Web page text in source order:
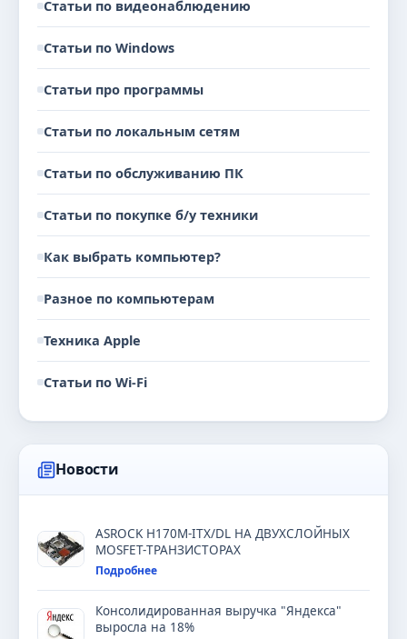
Статьи по видеонаблюдению
Статьи по Windows
Статьи про программы
Статьи по локальным сетям
Статьи по обслуживанию ПК
Статьи по покупке б/у техники
Как выбрать компьютер?
Разное по компьютерам
Техника Apple
Статьи по Wi-Fi
Новости
ASROCK H170M-ITX/DL НА ДВУХСЛОЙНЫХ
MOSFET-ТРАНЗИСТОРАХ
Подробнее
Консолидированная выручка "Яндекса"
выросла на 18%